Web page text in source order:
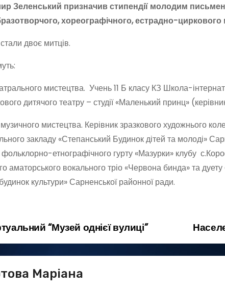
Зеленський призначив стипендії молодим
хореографічного, естрадно-циркового
двоє митців.
мистецтва. Учень 11 Б класу КЗ Школа-
дитячого театру – студії «Маленький принц»
мистецтва. Керівник зразкового художнього
закладу «Степанський Будинок дітей та молоді»
етнографічного гурту «Мазурки» клубу
аматорського вокального тріо «Червона бинда» та
культури» Сарненської районної ради.
“Музей однієї вулиці”
Маріана